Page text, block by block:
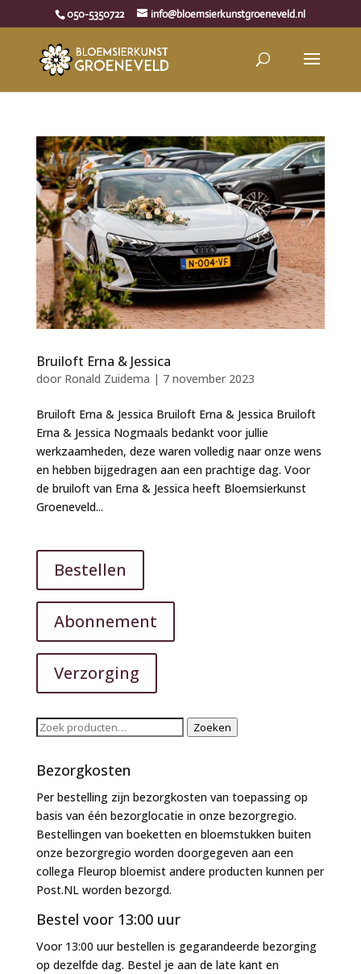
050-5350722 info@bloemsierkunstgroeneveld.nl
Bruiloft Erna & Jessica
door Ronald Zuidema | 7 november 2023
Bruiloft Erna & Jessica Bruiloft Erna & Jessica Bruiloft
Erna & Jessica Nogmaals bedankt voor jullie
werkzaamheden, deze waren volledig naar onze wens
en hebben bijgedragen aan een prachtige dag. Voor
de bruiloft van Erna & Jessica heeft Bloemsierkunst
Groeneveld...
Bestellen
Abonnement
Verzorging
Zoeken
Zoeken
Bezorgkosten
Per bestelling zijn bezorgkosten van toepassing op
basis van één bezorglocatie in onze bezorgregio.
Bestellingen van boeketten en bloemstukken buiten
onze bezorgregio worden doorgegeven aan een
collega Fleurop bloemist andere producten kunnen per
Post.NL worden bezorgd.
Bestel voor 13:00 uur
Voor 13:00 uur bestellen is gegarandeerde bezorging
op dezelfde dag. Bestel je aan de late kant en